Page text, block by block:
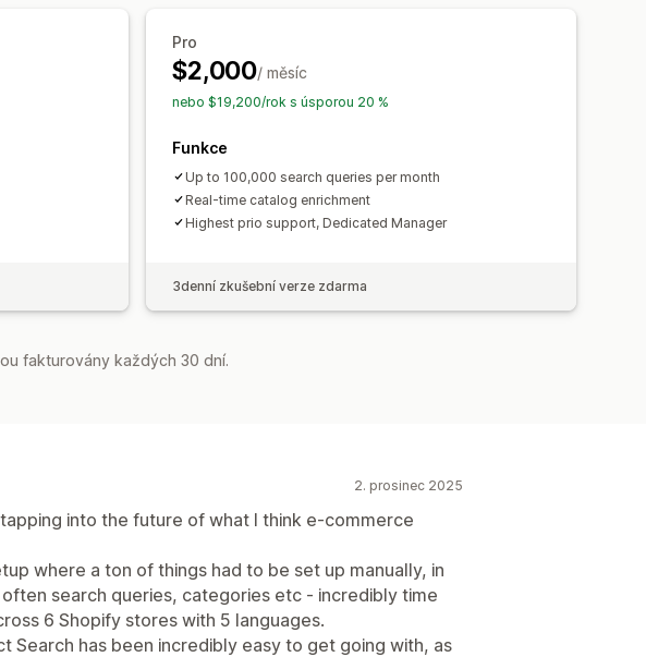
pro mobilní zařízení
Přehledy chování
Pro
$2,000/ měsíc
nebo $19,200/rok s úsporou 20 %
Funkce
Up to 100,000 search queries per month
Real-time catalog enrichment
Highest prio support, Dedicated Manager
3denní zkušební verze zdarma
fakturovány každých 30 dní.
2. prosinec 2025
into the future of what I think e-commerce
where a ton of things had to be set up manually, in
search queries, categories etc - incredibly time
6 Shopify stores with 5 languages.
Search has been incredibly easy to get going with, as